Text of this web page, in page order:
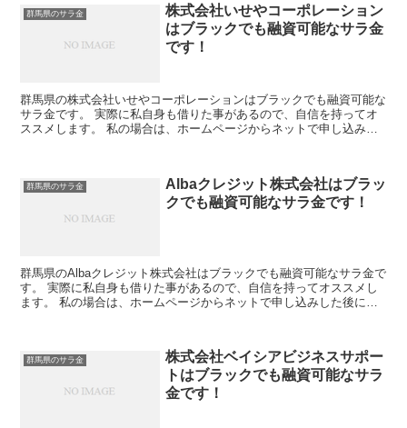
群馬県のサラ金
株式会社いせやコーポレーション
はブラックでも融資可能なサラ金
です！
群馬県の株式会社いせやコーポレーションはブラックでも融資可能な
サラ金です。 実際に私自身も借りた事があるので、自信を持ってオ
ススメします。 私の場合は、ホームページからネットで申し込みし
群馬県のサラ金
Albaクレジット株式会社はブラッ
クでも融資可能なサラ金です！
群馬県のAlbaクレジット株式会社はブラックでも融資可能なサラ金で
す。 実際に私自身も借りた事があるので、自信を持ってオススメし
ます。 私の場合は、ホームページからネットで申し込みした後に電
群馬県のサラ金
株式会社ベイシアビジネスサポー
トはブラックでも融資可能なサラ
金です！